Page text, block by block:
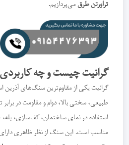
تراورتن طرق می‌پردازیم.
گرانیت چیست و چه کاربردی
گرانیت یکی از مقاوم‌ترین سنگ‌های آذرین
طبیعی، سختی بالا، دوام و مقاومت در برابر
استفاده در نمای ساختمان، کف‌سازی، پله،
مناسب است. این سنگ از نظر ظاهری دارای